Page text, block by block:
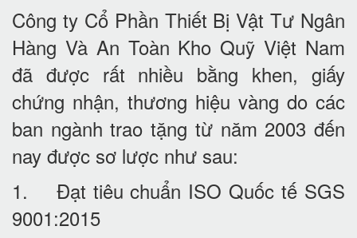
Công ty Cổ Phần Thiết Bị Vật Tư Ngân
Hàng Và An Toàn Kho Quỹ Việt Nam
đã được rất nhiều bằng khen, giấy
chứng nhận, thương hiệu vàng do các
ban ngành trao tặng từ năm 2003 đến
nay được sơ lược như sau:
1. Đạt tiêu chuẩn ISO Quốc tế SGS
9001:2015